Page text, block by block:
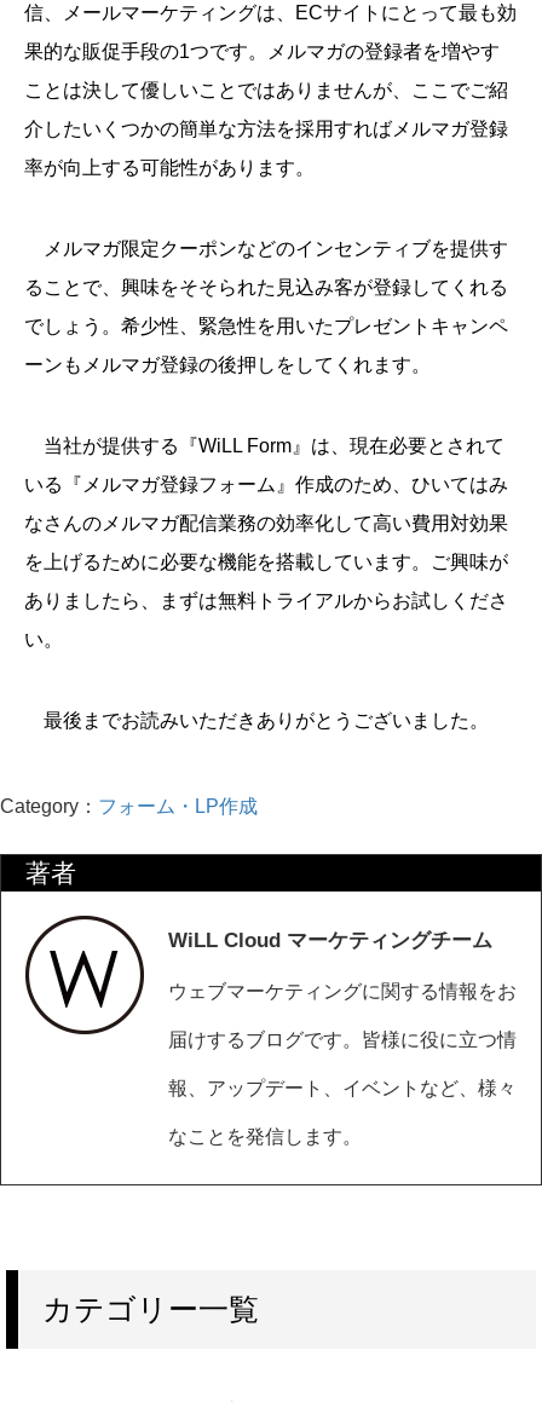
信、メールマーケティングは、ECサイトにとって最も効
果的な販促手段の1つです。メルマガの登録者を増やす
ことは決して優しいことではありませんが、ここでご紹
介したいくつかの簡単な方法を採用すればメルマガ登録
率が向上する可能性があります。
メルマガ限定クーポンなどのインセンティブを提供す
ることで、興味をそそられた見込み客が登録してくれる
でしょう。希少性、緊急性を用いたプレゼントキャンペ
ーンもメルマガ登録の後押しをしてくれます。
当社が提供する『WiLL Form』は、現在必要とされて
いる『メルマガ登録フォーム』作成のため、ひいてはみ
なさんのメルマガ配信業務の効率化して高い費用対効果
を上げるために必要な機能を搭載しています。ご興味が
ありましたら、まずは無料トライアルからお試しくださ
い。
最後までお読みいただきありがとうございました。
Category： フォーム・LP作成
著者
WiLL Cloud マーケティングチーム
ウェブマーケティングに関する情報をお
届けするブログです。皆様に役に立つ情
報、アップデート、イベントなど、様々
なことを発信します。
カテゴリー一覧